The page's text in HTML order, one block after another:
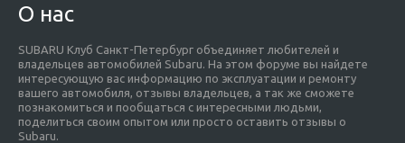
О нас
SUBARU Клуб Санкт-Петербург объединяет любителей и
владельцев автомобилей Subaru. На этом форуме вы найдете
интересующую вас информацию по эксплуатации и ремонту
вашего автомобиля, отзывы владельцев, а так же сможете
познакомиться и пообщаться с интересными людьми,
поделиться своим опытом или просто оставить отзывы о
Subaru.